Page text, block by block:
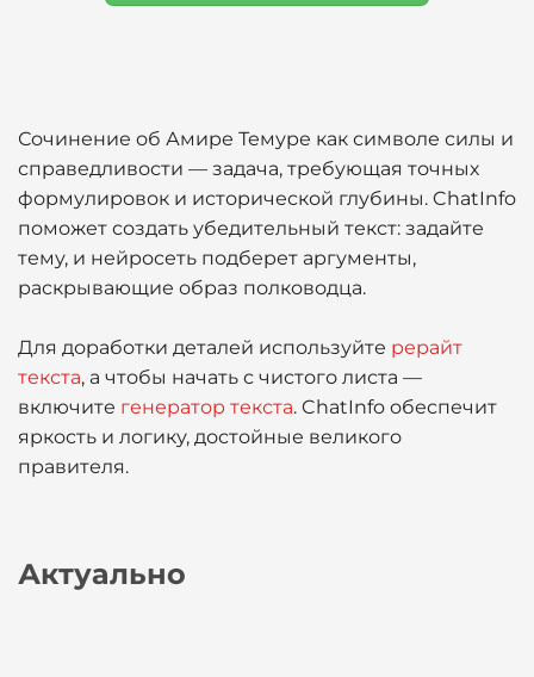
Сочинение об Амире Темуре как символе силы и
справедливости — задача, требующая точных
формулировок и исторической глубины. ChatInfo
поможет создать убедительный текст: задайте
тему, и нейросеть подберет аргументы,
раскрывающие образ полководца.
Для доработки деталей используйте рерайт
текста, а чтобы начать с чистого листа —
включите генератор текста. ChatInfo обеспечит
яркость и логику, достойные великого
правителя.
Актуально